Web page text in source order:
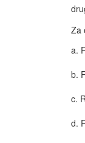
Za
a.
b.
c.
d.